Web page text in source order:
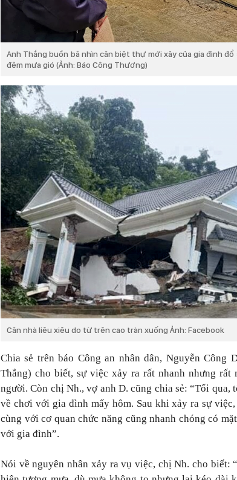
Anh Thắng buồn bã nhìn căn biệt thự mới xây của gia đình đổ
đêm mưa gió (Ảnh: Báo Công Thương)
Căn nhà liêu xiêu do từ trên cao tràn xuống Ảnh: Facebook
Chia sẻ trên báo Công an nhân dân, Nguyễn Công
Thắng) cho biết, sự việc xảy ra rất nhanh nhưng rất
người. Còn chị Nh., vợ anh D. cũng chia sẻ: “Tối qua,
về chơi với gia đình mấy hôm. Sau khi xảy ra sự
cùng với cơ quan chức năng cũng nhanh chóng có
với gia đình”.
Nói về nguyên nhân xảy ra vụ việc, chị Nh. cho biết: